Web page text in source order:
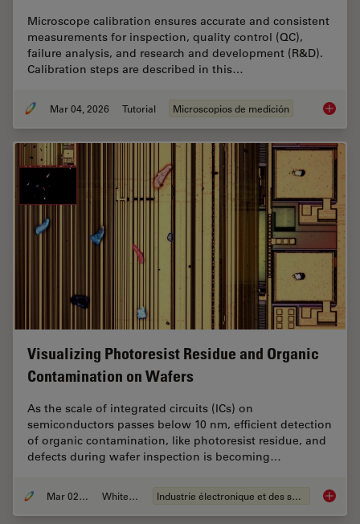
Microscope calibration ensures accurate and consistent
measurements for inspection, quality control (QC),
failure analysis, and research and development (R&D).
Calibration steps are described in this…
Mar 04, 2026 Tutorial Microscopios de medición
Visualizing Photoresist Residue and Organic
Contamination on Wafers
As the scale of integrated circuits (ICs) on
semiconductors passes below 10 nm, efficient detection
of organic contamination, like photoresist residue, and
defects during wafer inspection is becoming…
Mar 02, 2026 Whitepaper Industrie électronique et des semi-conducteurs